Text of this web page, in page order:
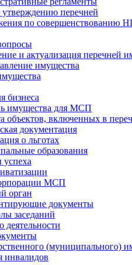
перечней
по совершенствованию
и актуализация перечней
имущества
бизнеса
имущества для МСП
объектов, включенных в
документация
о льготах
образования
МСП
орган
документы
заседаний
деятельности
(муниципального)
инвалидов